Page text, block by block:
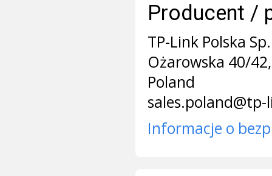
Producent /
TP-Link Polska
Ożarowska 40/
Poland
Informacje o